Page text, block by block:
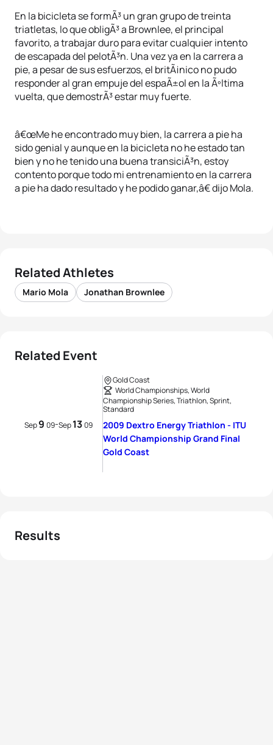
En la bicicleta se formÃ³ un gran grupo de treinta
triatletas, lo que obligÃ³ a Brownlee, el principal
favorito, a trabajar duro para evitar cualquier intento
de escapada del pelotÃ³n. Una vez ya en la carrera a
pie, a pesar de sus esfuerzos, el britÃ¡nico no pudo
responder al gran empuje del espaÃ±ol en la Ãºltima
vuelta, que demostrÃ³ estar muy fuerte.
â€œMe he encontrado muy bien, la carrera a pie ha
sido genial y aunque en la bicicleta no he estado tan
bien y no he tenido una buena transiciÃ³n, estoy
contento porque todo mi entrenamiento en la carrera
a pie ha dado resultado y he podido ganar,â€ dijo Mola.
Related Athletes
Mario Mola Jonathan Brownlee
Related Event
Sep9 09-Sep1309
Gold Coast
World Championships, World
Championship Series, Triathlon, Sprint,
Standard
2009 Dextro Energy Triathlon - ITU
World Championship Grand Final
Gold Coast
Results